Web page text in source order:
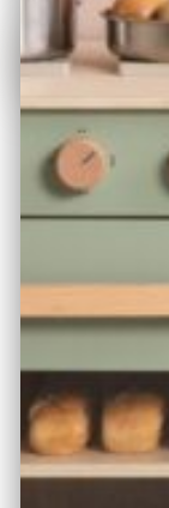
Modern,
Kinderküche
und natürlichen
aus – egal ob in
Kinderzimmer.